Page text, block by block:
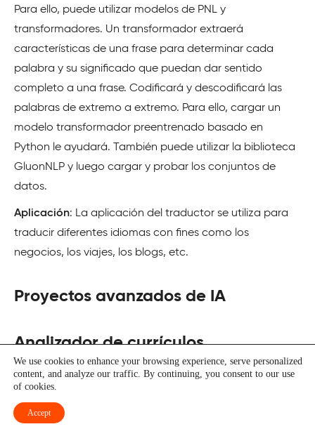
Para ello, puede utilizar modelos de PNL y
transformadores. Un transformador extraerá
características de una frase para determinar cada
palabra y su significado que puedan dar sentido
completo a una frase. Codificará y descodificará las
palabras de extremo a extremo. Para ello, cargar un
modelo transformador preentrenado basado en
Python le ayudará. También puede utilizar la biblioteca
GluonNLP y luego cargar y probar los conjuntos de
datos.
Aplicación: La aplicación del traductor se utiliza para
traducir diferentes idiomas con fines como los
negocios, los viajes, los blogs, etc.
Proyectos avanzados de IA
Analizador de currículos
Objetivo: Construir un software utilizando IA que pueda
a elegir el ideal
We use cookies to enhance your browsing experience, serve personalized
content, and analyze our traffic. By continuing, you consent to our use
of cookies.
Accept